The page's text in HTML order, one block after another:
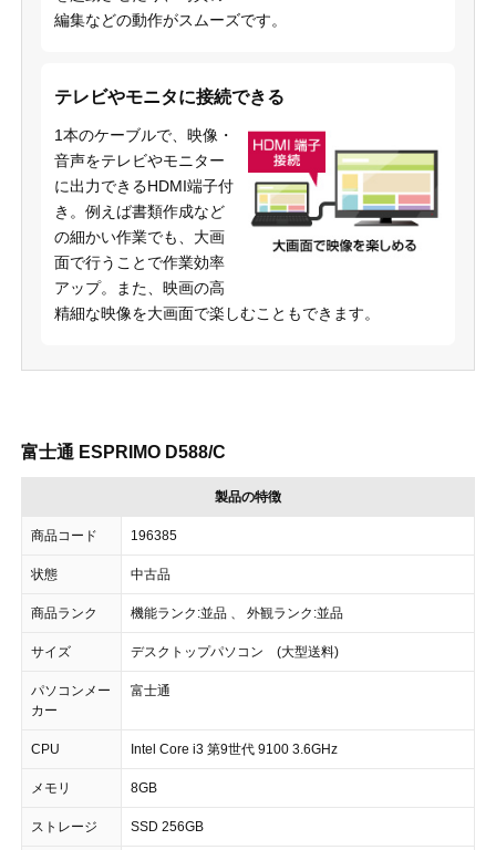
編集などの動作がスムーズです。
テレビやモニタに接続できる
1本のケーブルで、映像・
音声をテレビやモニター
に出力できるHDMI端子付
き。例えば書類作成など
の細かい作業でも、大画
面で行うことで作業効率
アップ。また、映画の高
精細な映像を大画面で楽しむこともできます。
富士通 ESPRIMO D588/C
製品の特徴
商品コード 196385
状態 中古品
商品ランク 機能ランク:並品 、 外観ランク:並品
サイズ デスクトップパソコン (大型送料)
パソコンメー
カー
富士通
CPU Intel Core i3 第9世代 9100 3.6GHz
メモリ 8GB
ストレージ SSD 256GB